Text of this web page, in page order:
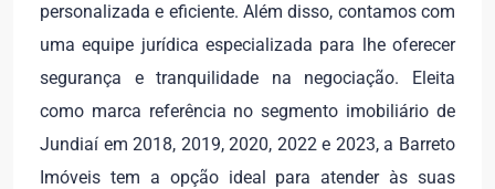
personalizada e eficiente. Além disso, contamos com
uma equipe jurídica especializada para lhe oferecer
segurança e tranquilidade na negociação. Eleita
como marca referência no segmento imobiliário de
Jundiaí em 2018, 2019, 2020, 2022 e 2023, a Barreto
Imóveis tem a opção ideal para atender às suas